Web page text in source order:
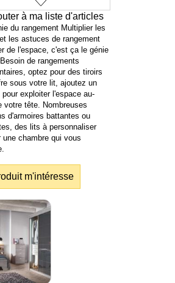
à ma liste d'articles
du rangement Multiplier les
les astuces de rangement
de l'espace, c'est ça le génie
de rangements
optez pour des tiroirs
sous votre lit, ajoutez un
exploiter l'espace au-
votre tête. Nombreuses
d'armoires battantes ou
des lits à personnaliser
une chambre qui vous
m'intéresse